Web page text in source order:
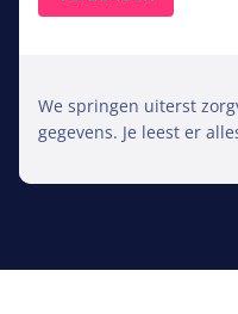
We springen uiterst
gegevens. Je leest er